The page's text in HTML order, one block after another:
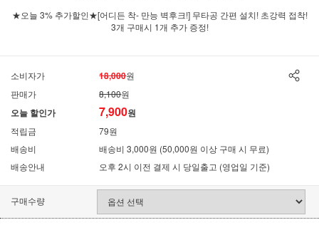
★오늘 3% 추가할인★[어디든 착- 만능 벽후크!] 무타공 간편 설치! 초강력 접착!
3개 구매시 1개 추가 증정!
소비자가 18,000원
판매가
8,100원
오늘 할인가 7,900원
적립금
79원
배송비
배송비 3,000원 (50,000원 이상 구매 시 무료)
배송안내
오후 2시 이전 결제 시 당일출고 (영업일 기준)
구매수량